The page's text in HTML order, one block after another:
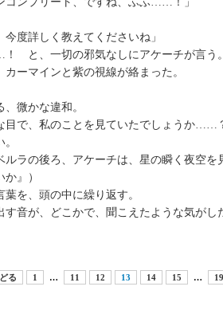
今度詳しく教えてくださいね」
と、一切の邪気なしにアケーチが言う。
ーマインと紫の視線が絡まった。
微かな違和。
目で、私のことを見ていたでしょうか……
ラの後ろ、アケーチは、星の瞬く夜空を
』）
を、頭の中に繰り返す。
音が、どこかで、聞こえたような気がし
る 1 … 11 12 13 14 15 … 19